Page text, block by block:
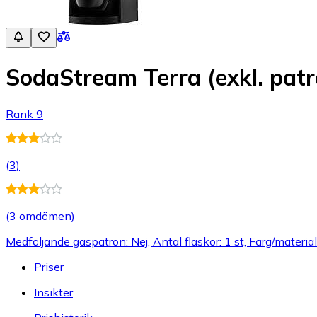
SodaStream Terra (exkl.
Rank 9
(3)
(3 omdömen)
Medföljande gaspatron: Nej, Antal flaskor: 1 st, Färg/
Priser
Insikter